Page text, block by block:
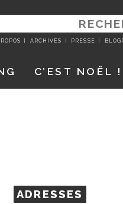
RECHERCHER
:
ARCHIVES PRESSE
C’EST NOËL !
ADRESSES